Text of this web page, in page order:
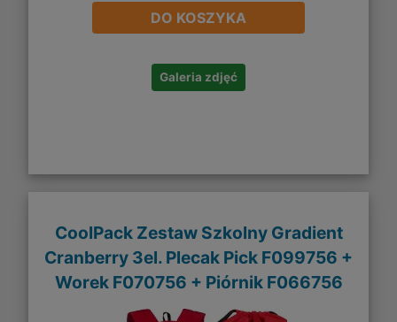
DO KOSZYKA
Galeria zdjęć
CoolPack Zestaw Szkolny Gradient
Cranberry 3el. Plecak Pick F099756 +
Worek F070756 + Piórnik F066756